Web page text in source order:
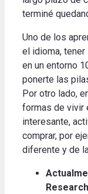
terminé
Uno de los
el idioma,
en un entorno
ponerte las
Por otro lado,
formas de vivir
interesante,
comprar, por
diferente y de